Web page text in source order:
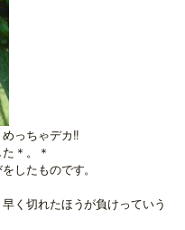
っちゃデカ!!
＊。＊
したものです。
く切れたほうが負けっていう